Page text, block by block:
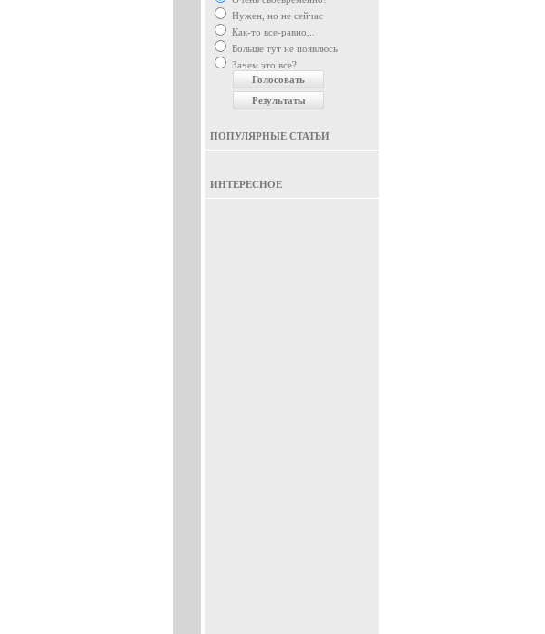
Нужен, но не сейчас
Как-то все-равно...
Больше тут не появлюсь
Зачем это все?
ПОПУЛЯРНЫЕ СТАТЬИ
ИНТЕРЕСНОЕ